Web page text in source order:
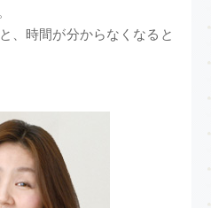
、時間が分からなくなると